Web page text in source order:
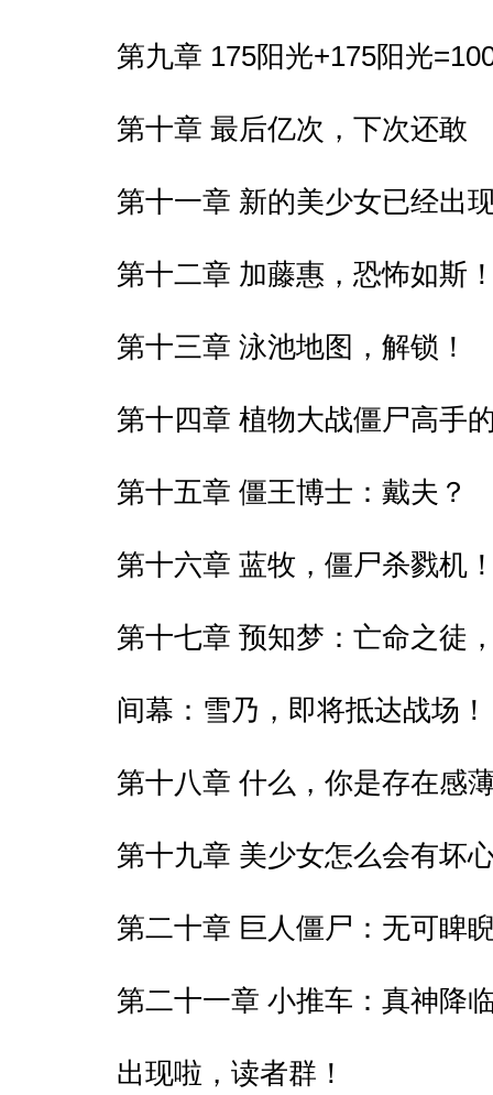
第九章 175阳光+175阳光
第十章 最后亿次，下次还敢
第十一章 新的美少女已经出
第十二章 加藤惠，恐怖如斯
第十三章 泳池地图，解锁！
第十四章 植物大战僵尸高手
第十五章 僵王博士：戴夫？
第十六章 蓝牧，僵尸杀戮机
第十七章 预知梦：亡命之徒
间幕：雪乃，即将抵达战场！
第十八章 什么，你是存在感
第十九章 美少女怎么会有坏
第二十章 巨人僵尸：无可睥
第二十一章 小推车：真神降
出现啦，读者群！